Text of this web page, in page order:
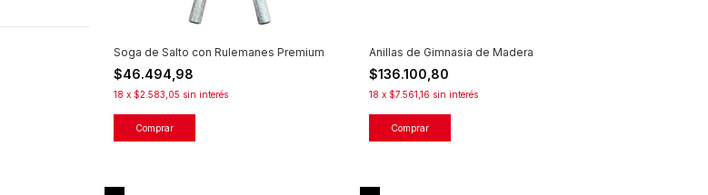
Soga de Salto con Rulemanes Premium
$46.494,98
18 x $2.583,05 sin interés
Anillas de Gimnasia de Madera
$136.100,80
18 x $7.561,16 sin interés